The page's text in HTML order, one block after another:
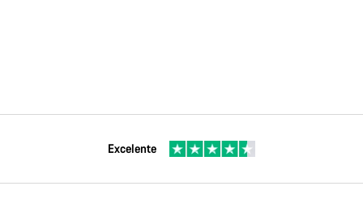
Excelente